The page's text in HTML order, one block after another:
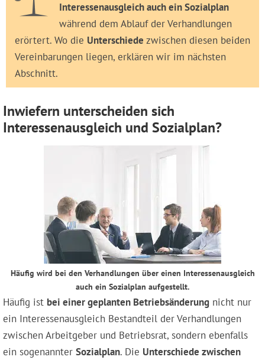
Interessenausgleich auch ein Sozialplan
während dem Ablauf der Verhandlungen
erörtert. Wo die Unterschiede zwischen diesen beiden
Vereinbarungen liegen, erklären wir im nächsten
Abschnitt.
Inwiefern unterscheiden sich
Interessenausgleich und Sozialplan?
Häufig wird bei den Verhandlungen über einen Interessenausgleich
auch ein Sozialplan aufgestellt.
Häufig ist bei einer geplanten Betriebsänderung nicht nur
ein Interessenausgleich Bestandteil der Verhandlungen
zwischen Arbeitgeber und Betriebsrat, sondern ebenfalls
ein sogenannter Sozialplan. Die Unterschiede zwischen